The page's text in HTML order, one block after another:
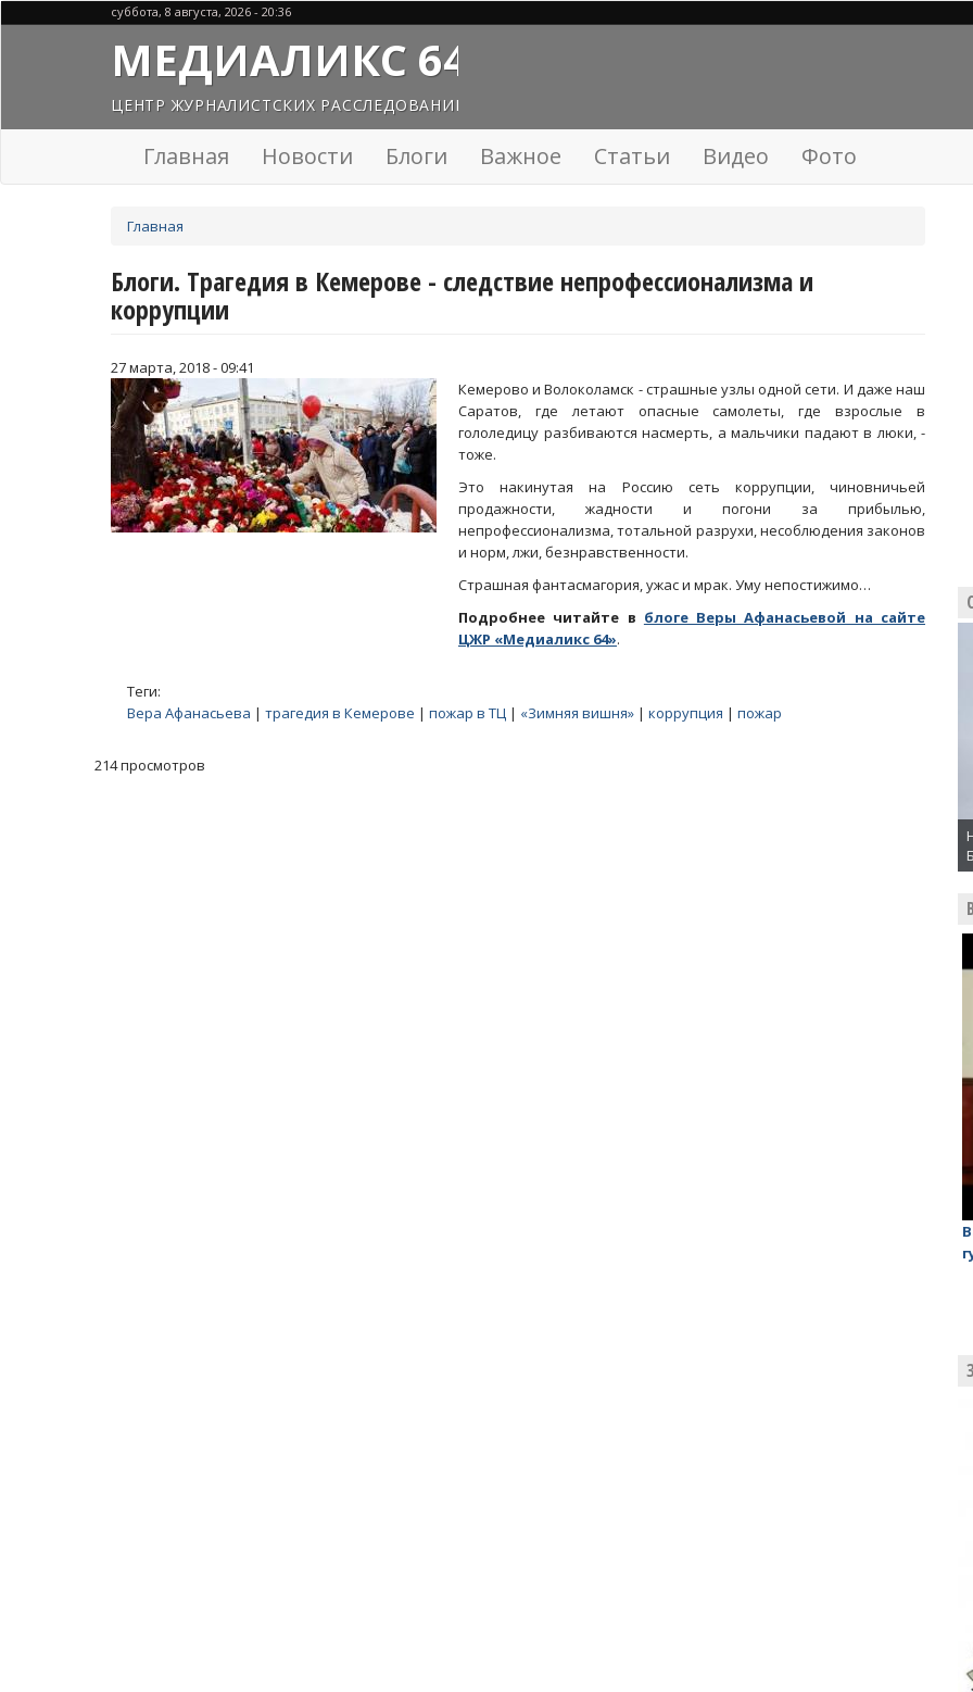
суббота, 8 августа, 2026 - 20:36
МЕДИАЛИКС 64
ЦЕНТР ЖУРНАЛИСТСКИХ РАССЛЕДОВАНИЙ
Главная Новости Блоги Важное Статьи Видео Фото
здесь
Главная
Блоги. Трагедия в Кемерове - следствие непрофессионализма и
коррупции
27 марта, 2018 - 09:41
Кемерово и Волоколамск - страшные узлы одной сети. И даже наш
Саратов, где летают опасные самолеты, где взрослые в
гололедицу разбиваются насмерть, а мальчики падают в люки, -
тоже.
Это накинутая на Россию сеть коррупции, чиновничьей
продажности, жадности и погони за прибылью,
непрофессионализма, тотальной разрухи, несоблюдения законов
и норм, лжи, безнравственности.
Страшная фантасмагория, ужас и мрак. Уму непостижимо…
Подробнее читайте в блоге Веры Афанасьевой на сайте
ЦЖР «Медиаликс 64».
Теги:
Вера Афанасьева | трагедия в Кемерове | пожар в ТЦ | «Зимняя вишня» | коррупция | пожар
214 просмотров